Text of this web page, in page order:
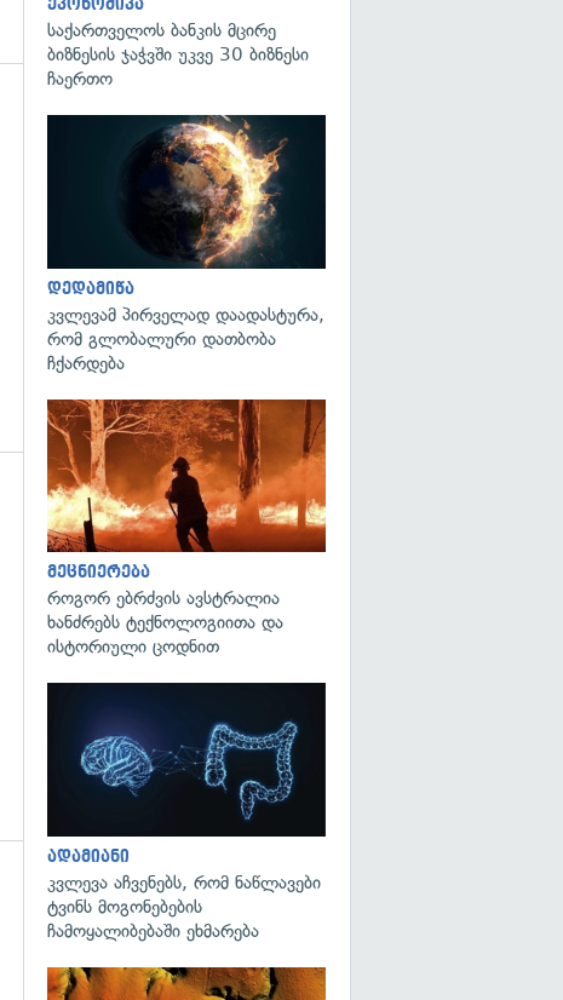
გადახედვა
გადახედვა
გადახედვა
ეკონომიკა
საქართველოს ბანკის მცირე
ბიზნესის ჯაჭვში უკვე 30 ბიზნესი
ჩაერთო
დედამიწა
კვლევამ პირველად დაადასტურა,
რომ გლობალური დათბობა
ჩქარდება
მეცნიერება
როგორ ებრძვის ავსტრალია
ხანძრებს ტექნოლოგიითა და
ისტორიული ცოდნით
ადამიანი
კვლევა აჩვენებს, რომ ნაწლავები
ტვინს მოგონებების
ჩამოყალიბებაში ეხმარება